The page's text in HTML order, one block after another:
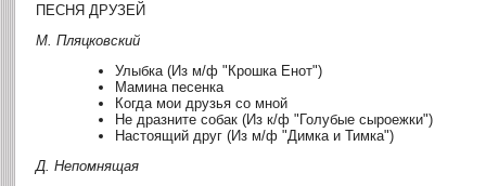
ПЕСНЯ ДРУЗЕЙ
М. Пляцковский
Улыбка (Из м/ф "Крошка Енот")
Мамина песенка
Когда мои друзья со мной
Не дразните собак (Из к/ф "Голубые сыроежки")
Настоящий друг (Из м/ф "Димка и Тимка")
Д. Непомнящая